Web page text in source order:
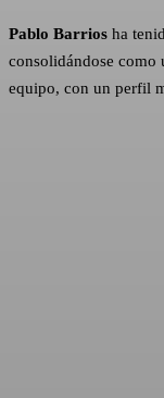
Pablo Barrios ha
consolidándose como
equipo, con un perfil